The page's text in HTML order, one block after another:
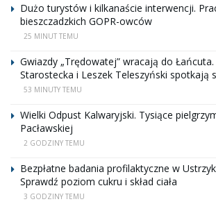
Dużo turystów i kilkanaście interwencji.
bieszczadzkich GOPR-owców
25 MINUT TEMU
Gwiazdy „Trędowatej” wracają do Łańcuta.
Starostecka i Leszek Teleszyński spotkają
53 MINUTY TEMU
Wielki Odpust Kalwaryjski. Tysiące
Pacławskiej
2 GODZINY TEMU
Bezpłatne badania profilaktyczne w
Sprawdź poziom cukru i skład ciała
3 GODZINY TEMU